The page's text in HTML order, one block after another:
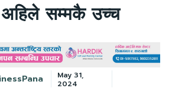
सम्मकै उच्च
May 31,
2024